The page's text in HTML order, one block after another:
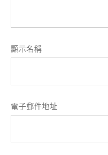
顯示名稱
電子郵件地址